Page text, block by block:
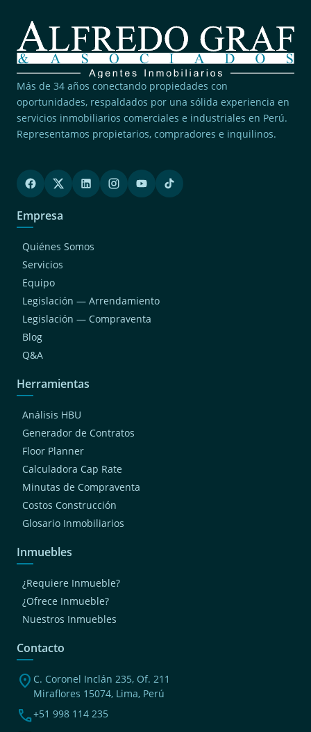
Pucusana (3)
Lince (3)
San Borja (2)
Ancon (2)
San Juan De Miraflores (2)
Jesus Maria
Surquillo
Magdalena Del Mar
Chaclacayo
San Bartolo
San Luis
Cieneguilla
Más de 34 años conectando propiedades con
oportunidades, respaldados por una sólida experiencia en
servicios inmobiliarios comerciales e industriales en Perú.
Representamos propietarios, compradores e inquilinos.
Empresa
Quiénes Somos
Servicios
Equipo
Legislación — Arrendamiento
Legislación — Compraventa
Blog
Q&A
Herramientas
Análisis HBU
Generador de Contratos
Floor Planner
Calculadora Cap Rate
Minutas de Compraventa
Costos Construcción
Glosario Inmobiliarios
Inmuebles
¿Requiere Inmueble?
¿Ofrece Inmueble?
Nuestros Inmuebles
Contacto
location_on C. Coronel Inclán 235, Of. 211
Miraflores 15074, Lima, Perú
phone+51 998 114 235